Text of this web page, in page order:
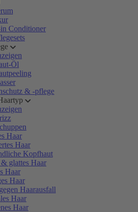
Conditioner
Öl
& -pflege
Haar
Haar
Kopfhaut
& glattes Haar
Haar
Haar
Haarausfall
Haar
Haar